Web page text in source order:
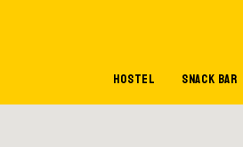
HOSTEL SNACK BAR